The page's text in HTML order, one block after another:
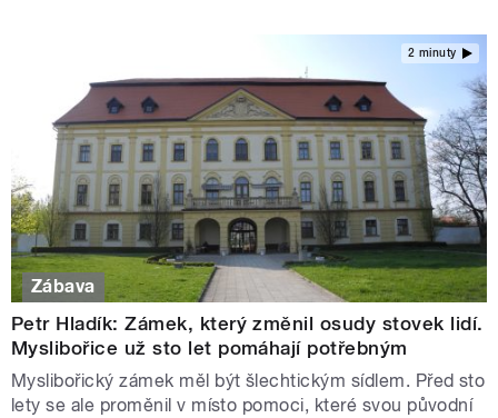
2 minuty
Zábava
Petr Hladík: Zámek, který změnil osudy stovek lidí.
Myslibořice už sto let pomáhají potřebným
Myslibořický zámek měl být šlechtickým sídlem. Před sto
lety se ale proměnil v místo pomoci, které svou původní